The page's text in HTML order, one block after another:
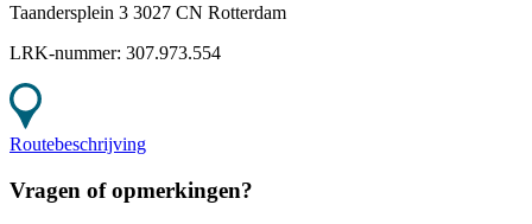
Taandersplein 3 3027 CN Rotterdam
LRK-nummer: 307.973.554
Routebeschrijving
Vragen of opmerkingen?